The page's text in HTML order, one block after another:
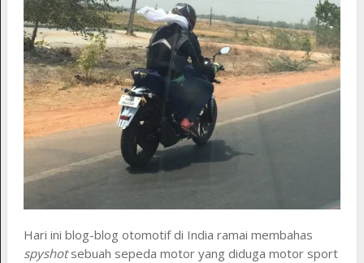
Hari ini blog-blog otomotif di India ramai membahas
spyshotsebuah sepeda motor yang diduga motor sport